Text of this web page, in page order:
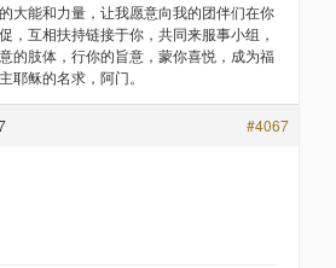
大能和力量，让我愿意向我的团伴们在你
，互相扶持链接于你，共同来服事小组，
的肢体，行你的旨意，蒙你喜悦，成为福
耶稣的名求，阿门。
#4067